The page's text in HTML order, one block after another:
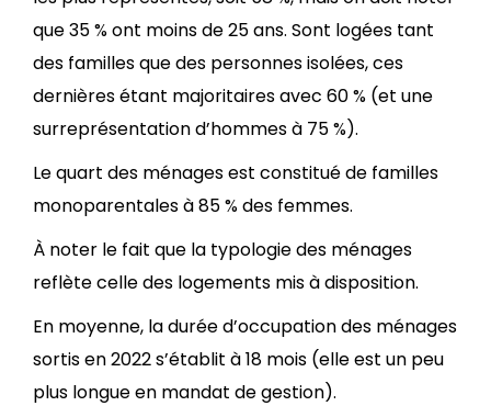
que 35 % ont moins de 25 ans. Sont logées tant
des familles que des personnes isolées, ces
dernières étant majoritaires avec 60 % (et une
surreprésentation d’hommes à 75 %).
Le quart des ménages est constitué de familles
monoparentales à 85 % des femmes.
À noter le fait que la typologie des ménages
reflète celle des logements mis à disposition.
En moyenne, la durée d’occupation des ménages
sortis en 2022 s’établit à 18 mois (elle est un peu
plus longue en mandat de gestion).